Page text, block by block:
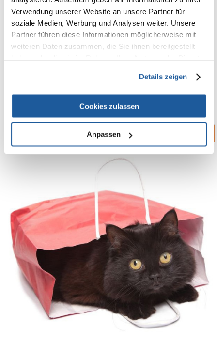
Verwendung unserer Website an unsere Partner für
soziale Medien, Werbung und Analysen weiter. Unsere
Partner führen diese Informationen möglicherweise mit
weiteren Daten zusammen, die Sie ihnen bereitgestellt
Details zeigen
Cookies zulassen
Anpassen
Reisezubehör